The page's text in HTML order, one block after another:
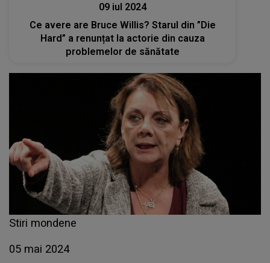
09 iul 2024
Ce avere are Bruce Willis? Starul din ”Die
Hard” a renunțat la actorie din cauza
problemelor de sănătate
Stiri mondene
05 mai 2024